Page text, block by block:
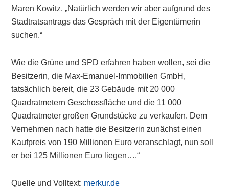
Maren Kowitz. „Natürlich werden wir aber aufgrund des
Stadtratsantrags das Gespräch mit der Eigentümerin
suchen.“
Wie die Grüne und SPD erfahren haben wollen, sei die
Besitzerin, die Max-Emanuel-Immobilien GmbH,
tatsächlich bereit, die 23 Gebäude mit 20 000
Quadratmetern Geschossfläche und die 11 000
Quadratmeter großen Grundstücke zu verkaufen. Dem
Vernehmen nach hatte die Besitzerin zunächst einen
Kaufpreis von 190 Millionen Euro veranschlagt, nun soll
er bei 125 Millionen Euro liegen….“
Quelle und Volltext: merkur.de